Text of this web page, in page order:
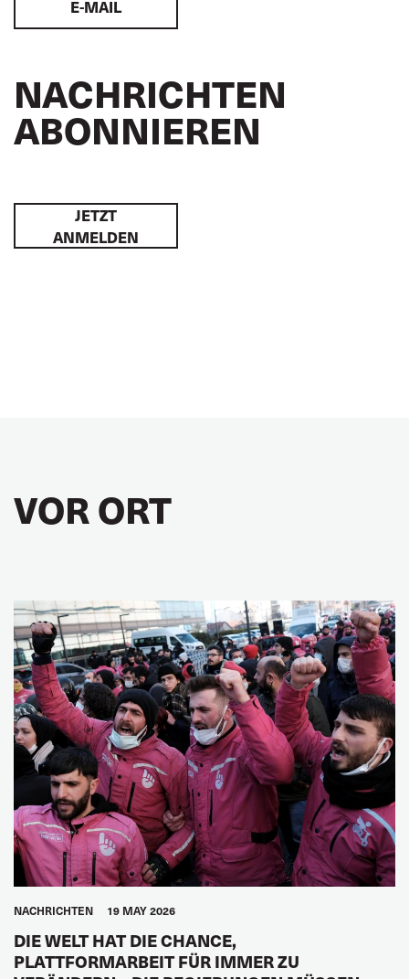
E-MAIL
NACHRICHTEN
ABONNIEREN
JETZT
ANMELDEN
VOR ORT
NACHRICHTEN 19 MAY 2026
DIE WELT HAT DIE CHANCE,
PLATTFORMARBEIT FÜR IMMER ZU